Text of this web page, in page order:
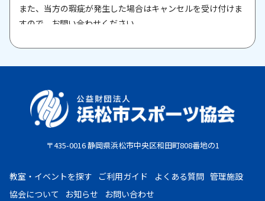
また、当方の瑕疵が発生した場合はキャンセルを受け付けま
すので、お問い合わせください。
原則として、一旦納入された参加料・受講料は返金いたしま
せん。また、欠席等による参加料の返金は原則としていたし
限が出された場合は、担当者までご相談ください。
お支払期限
・コンビニ払い：お申し込み後、7日以内にお申し込み時に
・クレジットカード：お申し込み後、30日以内に課金となり
ます。
〒435-0016 静岡県浜松市中央区和田町808番地の1
教室・イベントを探す ご利用ガイド よくある質問 管理施設
協会について
お知らせ お問い合わせ